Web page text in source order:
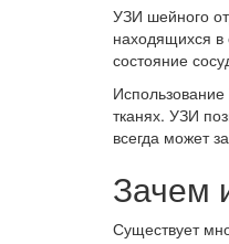
УЗИ шейного
находящихся в
состояние
тканях. УЗИ
всегда может
Зачем
Существует